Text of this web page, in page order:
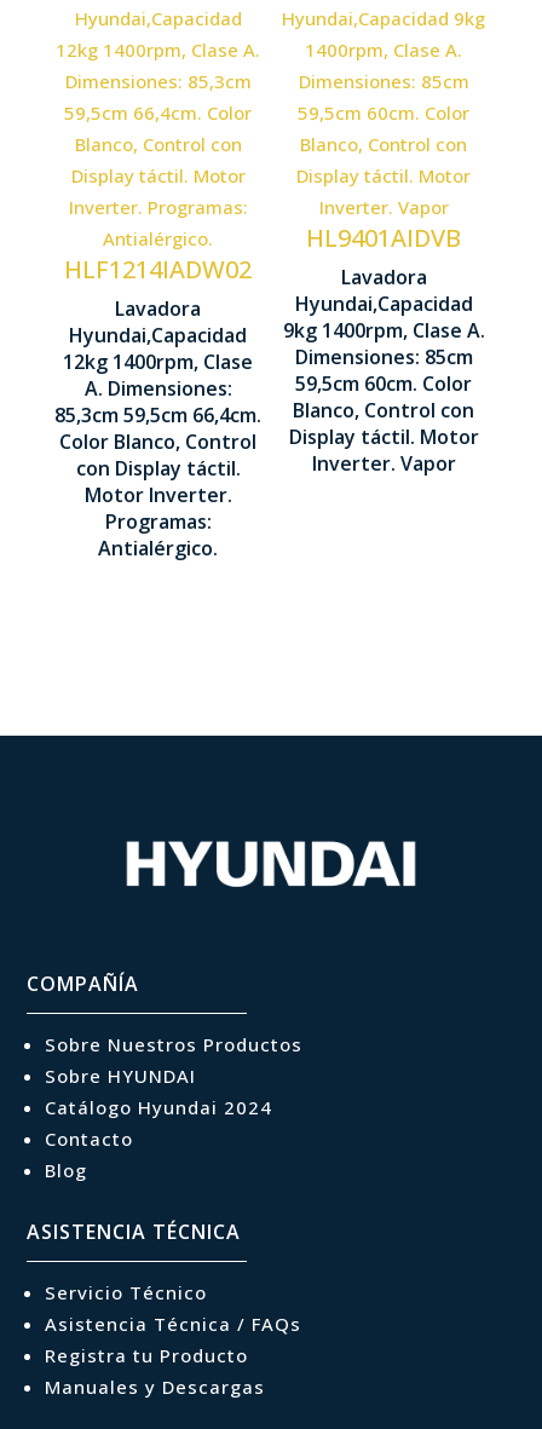
HLF1214IADW02
Lavadora
Hyundai,Capacidad
12kg 1400rpm, Clase
A. Dimensiones:
85,3cm 59,5cm 66,4cm.
Color Blanco, Control
con Display táctil.
Motor Inverter.
Programas:
Antialérgico.
Capacidad
carga 12
kg
Centrifugado
1400 rpm
Motor
Inverter
Control
Display
LED táctil
853 x 595 x
664 mm
HL9401AIDVB
Lavadora
Hyundai,Capacidad
9kg 1400rpm, Clase A.
Dimensiones: 85cm
59,5cm 60cm. Color
Blanco, Control con
Display táctil. Motor
Inverter. Vapor
Capacidad
carga 9 kg
Centrifugado
1400 rpm
Motor
Inverter
Control
Display
LED táctil
850 x 595 x
600 mm
COMPAÑÍA
Sobre Nuestros Productos
Sobre HYUNDAI
Catálogo Hyundai 2024
Contacto
Blog
ASISTENCIA TÉCNICA
Servicio Técnico
Asistencia Técnica / FAQs
Registra tu Producto
Manuales y Descargas